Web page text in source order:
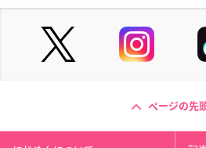
ページの先